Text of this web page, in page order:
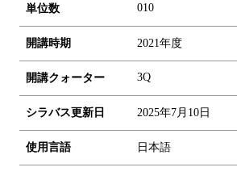
単位数 010
開講時期 2021年度
開講クォーター 3Q
シラバス更新日 2025年7月10日
使用言語 日本語